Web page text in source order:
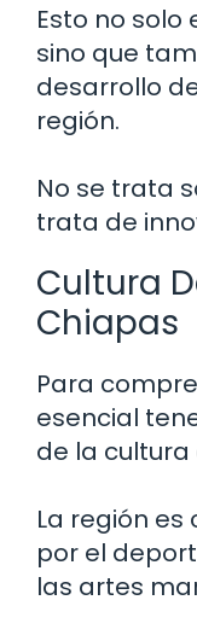
Esto no solo
sino que
desarrollo
región.
No se trata
trata de
Cultura
Chiapas
Para
esencial
de la
La región
por el
las artes